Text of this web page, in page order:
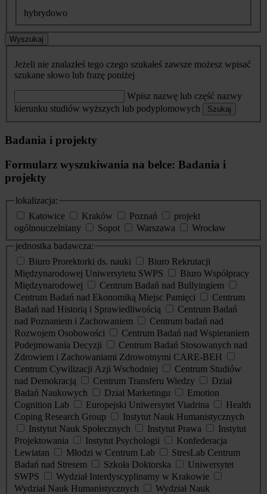
hybrydowo
Wyszukaj
Jeżeli nie znalazłeś tego czego szukałeś zawsze możesz wpisać
szukane słowo lub frazę poniżej
Wpisz nazwę lub część nazwy
kierunku studiów wyższych lub podyplomowych
Szukaj
Badania i projekty
Formularz wyszukiwania na belce: Badania i
projekty
lokalizacja:
Katowice
Kraków Poznań
projekt
ogólnouczelniany
Sopot Warszawa
Wrocław
jednostka badawcza:
Biuro Prorektorki ds. nauki
Biuro Rekrutacji
Międzynarodowej Uniwersytetu SWPS
Biuro Współpracy
Międzynarodowej
Centrum Badań nad Bullyingiem
Centrum Badań nad Ekonomiką Miejsc Pamięci
Centrum
Badań nad Historią i Sprawiedliwością
Centrum Badań
nad Poznaniem i Zachowaniem
Centrum badań nad
Rozwojem Osobowości
Centrum Badań nad Wspieraniem
Podejmowania Decyzji
Centrum Badań Stosowanych nad
Zdrowiem i Zachowaniami Zdrowotnymi CARE-BEH
Centrum Cywilizacji Azji Wschodniej
Centrum Studiów
nad Demokracją
Centrum Transferu Wiedzy
Dział
Badań Naukowych
Dział Marketingu
Emotion
Cognition Lab
Europejski Uniwersytet Viadrina
Health
Coping Research Group
Instytut Nauk Humanistycznych
Instytut Nauk Społecznych
Instytut Prawa
Instytut
Projektowania
Instytut Psychologii
Konfederacja
Lewiatan
Młodzi w Centrum Lab
StresLab Centrum
Badań nad Stresem
Szkoła Doktorska
Uniwersytet
SWPS
Wydział Interdyscyplinarny w Krakowie
Wydział Nauk Humanistycznych
Wydział Nauk